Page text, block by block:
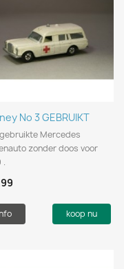
No 3 GEBRUIKT
Mercedes
zonder doos voor
.
koop nu